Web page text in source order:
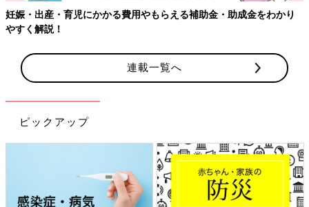
【ワクチン接種できるものも】妊婦の感染症対策、知っておいて！
連載一覧へ
ピックアップ